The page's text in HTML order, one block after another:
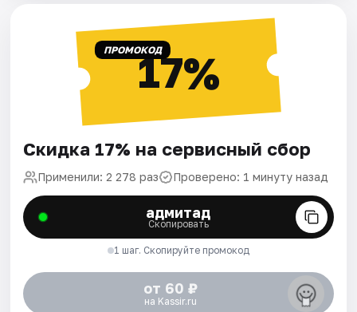
ПРОМОКОД17%
Скидка 17% на сервисный сбор
Применили: 2 278 раз Проверено: 1 минуту назад
адмитад
Скопировать
1 шаг. Скопируйте промокод
от 60 ₽
на Kassir.ru